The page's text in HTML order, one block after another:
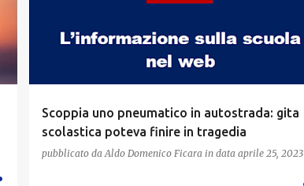
Scoppia uno pneumatico in autostrada: gita
scolastica poteva finire in tragedia
pubblicato da Aldo Domenico Ficara in data aprile 25, 2023